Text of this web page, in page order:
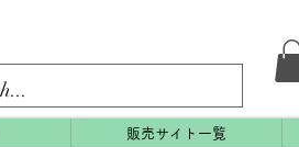
販売サイト一覧